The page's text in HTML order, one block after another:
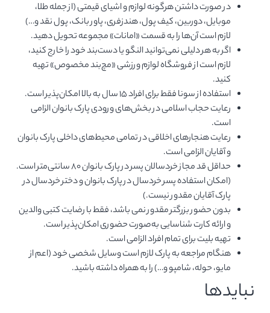
در صورت داشتن هرگونه لوازم و اشیای قیمتی (از جمله طلا،
موبایل، دوربین، کیف پول، هندزفری، پاور بانک، پول نقد و…)
لازم است آن‌ها را به قسمت «امانات» مجموعه تحویل دهید.
اگر به هر دلیلی نمی‌توانید النگو یا دست‌بند خود را خارج کنید،
لازم است از فروشگاه لوازم ورزشی «مچ‌بند مخصوص» تهیه
کنید.
استفاده از سونا فقط برای افراد ۱۵ سال به بالا امکان‌پذیر است.
رعایت حجاب اسلامی در بخش‌های ورودی پارک بانوان الزامی
است.
رعایت هنجارهای اخلاقی در تمامی محیط‌های داخلی پارک بانوان
و آقایان الزامی است.
حداقل قد مجاز خردسالان پسر در پارک بانوان ۸۰ سانتی‌متر است.
(امکان استفاده پسر خردسال در پارک بانوان و دختر خردسال در
پارک آقایان مقدور نیست.)
بدون حضور بزرگتر مقدور نمی باشد، فقط با رضایت کتبی والدین
و ارائه کارت شناسایی به‌صورت حضوری امکان‌پذیر است.
تهیه بلیت برای تمام افراد الزامی است.
هنگام مراجعه به پارک لازم است وسایل شخصی خود (اعم از
مایو، حوله، شامپو و…) را به همراه داشته باشید.
نبایدها